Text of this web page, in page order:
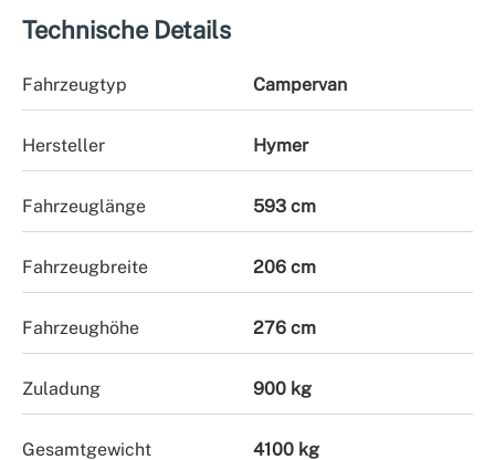
Technische Details
Fahrzeugtyp Campervan
Hersteller Hymer
Fahrzeuglänge 593 cm
Fahrzeugbreite 206 cm
Fahrzeughöhe 276 cm
Zuladung 900 kg
Gesamtgewicht 4100 kg